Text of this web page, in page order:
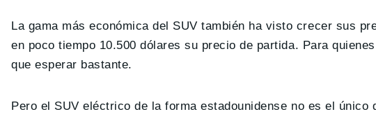
La gama más económica del SUV también ha visto crecer sus
en poco tiempo 10.500 dólares su precio de partida. Para
que esperar bastante.
Pero el SUV eléctrico de la forma estadounidense no es el